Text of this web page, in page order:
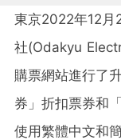
東京2022年12
社(Odakyu
購票網站進行了
券」折扣票券和
使用繁體中文和